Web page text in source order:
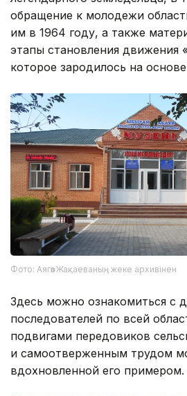
обращение к молодежи
им в 1964 году, а также
этапы становления движения
которое зародилось на
Фото: Аягөз Жақаеваның жеке архивінен
Здесь можно ознакомиться с
последователей по всей
подвигами передовиков
и самоотверженным трудом
вдохновленной его примером.